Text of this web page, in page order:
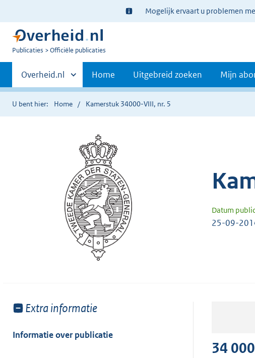
Ter
informatie:
Mogelijk ervaart u problemen
U
Publicaties Officiële publicaties
Primaire
navigatie
Andere
sites
binnen
Overheid.nl Home Uitgebreid zoeken Mijn
U bent hier: Home Kamerstuk 34000-VIII, nr. 5
Datum
25-09-
Toon
van:
Extra informatie
Informatie over publicatie
34